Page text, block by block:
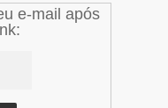
e-mail após